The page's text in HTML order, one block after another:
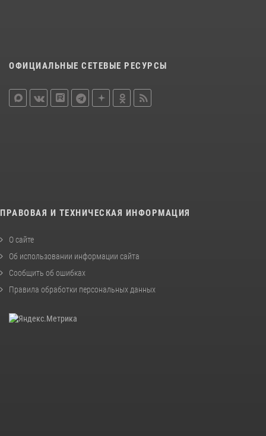
ОФИЦИАЛЬНЫЕ СЕТЕВЫЕ РЕСУРСЫ
ПРАВОВАЯ И ТЕХНИЧЕСКАЯ ИНФОРМАЦИЯ
О сайте
Об использовании информации сайта
Сообщить об ошибках
Правила обработки персональных данных